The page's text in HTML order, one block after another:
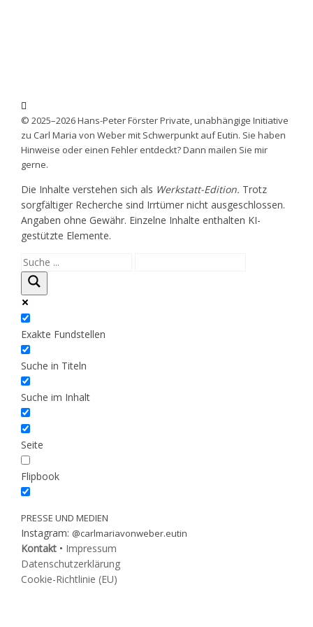
© 2025–2026 Hans-Peter Förster Private, unabhängige Initiative
zu Carl Maria von Weber mit Schwerpunkt auf Eutin. Sie haben
Hinweise oder einen Fehler entdeckt? Dann mailen Sie mir
gerne.
Die Inhalte verstehen sich als Werkstatt-Edition. Trotz
sorgfältiger Recherche sind Irrtümer nicht ausgeschlossen.
Angaben ohne Gewähr. Einzelne Inhalte enthalten KI-
gestützte Elemente.
Exakte Fundstellen
Suche in Titeln
Suche im Inhalt
Seite
Flipbook
PRESSE UND MEDIEN
Instagram: @carlmariavonweber.eutin
Kontakt • Impressum
Datenschutzerklärung
Cookie-Richtlinie (EU)